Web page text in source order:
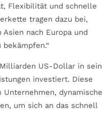
Flexibilität und schnelle
tragen dazu bei,
nach Europa und
US-Dollar in sein
investiert. Diese
dynamische
um sich an das schnell